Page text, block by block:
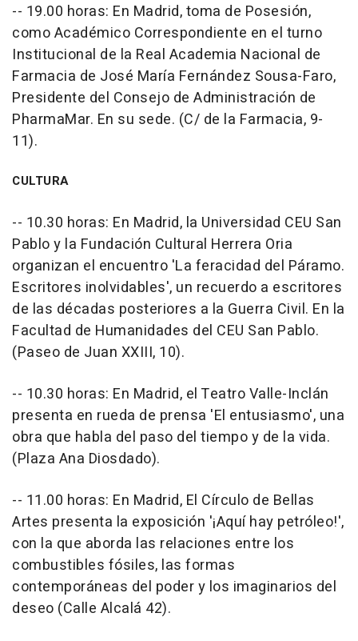
-- 19.00 horas: En Madrid, toma de Posesión,
como Académico Correspondiente en el turno
Institucional de la Real Academia Nacional de
Farmacia de José María Fernández Sousa-Faro,
Presidente del Consejo de Administración de
PharmaMar. En su sede. (C/ de la Farmacia, 9-
11).
CULTURA
-- 10.30 horas: En Madrid, la Universidad CEU San
Pablo y la Fundación Cultural Herrera Oria
organizan el encuentro 'La feracidad del Páramo.
Escritores inolvidables', un recuerdo a escritores
de las décadas posteriores a la Guerra Civil. En la
Facultad de Humanidades del CEU San Pablo.
(Paseo de Juan XXIII, 10).
-- 10.30 horas: En Madrid, el Teatro Valle-Inclán
presenta en rueda de prensa 'El entusiasmo', una
obra que habla del paso del tiempo y de la vida.
(Plaza Ana Diosdado).
-- 11.00 horas: En Madrid, El Círculo de Bellas
Artes presenta la exposición '¡Aquí hay petróleo!',
con la que aborda las relaciones entre los
combustibles fósiles, las formas
contemporáneas del poder y los imaginarios del
deseo (Calle Alcalá 42).